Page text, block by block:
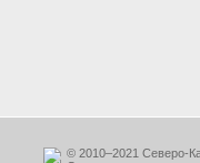
© 2010–2021 Северо-